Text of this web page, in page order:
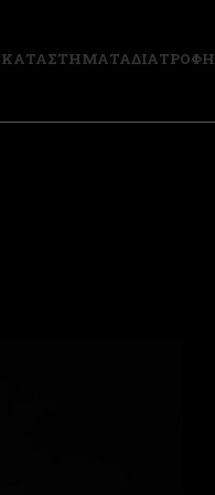
ΚΑΤΑΣΤΗΜΑΤΑΔΙΑΤΡΟΦΗ